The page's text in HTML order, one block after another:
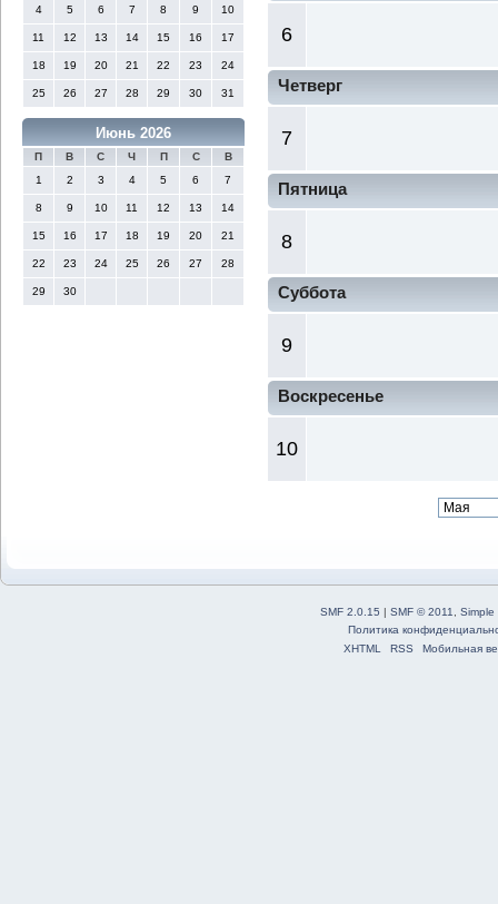
4 5 6 7 8 9 10
11 12 13 14 15 16 17
18 19 20 21 22 23 24
25 26 27 28 29 30 31
Июнь 2026
П В С Ч П С
В
1
2 3 4 5 6 7
8 9 10 11 12 13 14
15 16 17 18 19 20 21
22 23 24 25 26 27 28
29 30
6
Четверг
7
Пятница
8
Суббота
9
Воскресенье
10
SMF 2.0.15 | SMF © 2011, Simple
Политика
XHTML
RSS Мобильная